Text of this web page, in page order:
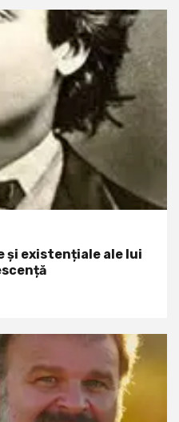
existențiale ale lui